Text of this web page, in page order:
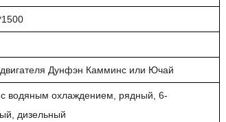
Дунфэн Камминс или Ючай
с водяным охлаждением, рядный, 6-
дизельный